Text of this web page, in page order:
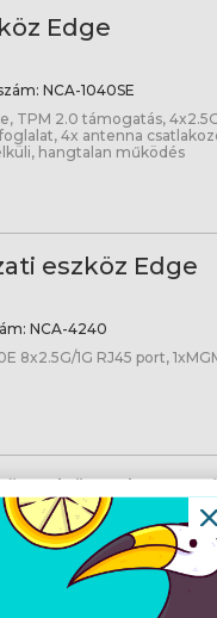
Edge
NCA-1040SE
TPM 2.0 támogatás,
foglalat, 4x antenna
hangtalan működés
eszköz Edge
NCA-4240
8x2.5G/1G RJ45 port,
AI
EAI-I131
LPDDR5 memória, 1xM.2
5.1.3), 2xGbE PoE LANs,